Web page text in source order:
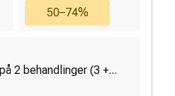
50–74%
2 behandlinger (3 +...